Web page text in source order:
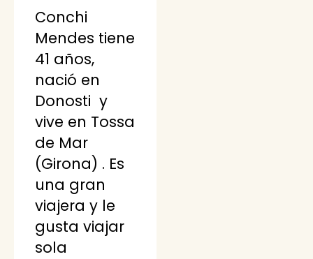
Conchi
Mendes tiene
41 años,
nació en
Donosti y
vive en Tossa
de Mar
(Girona) . Es
una gran
viajera y le
gusta viajar
sola